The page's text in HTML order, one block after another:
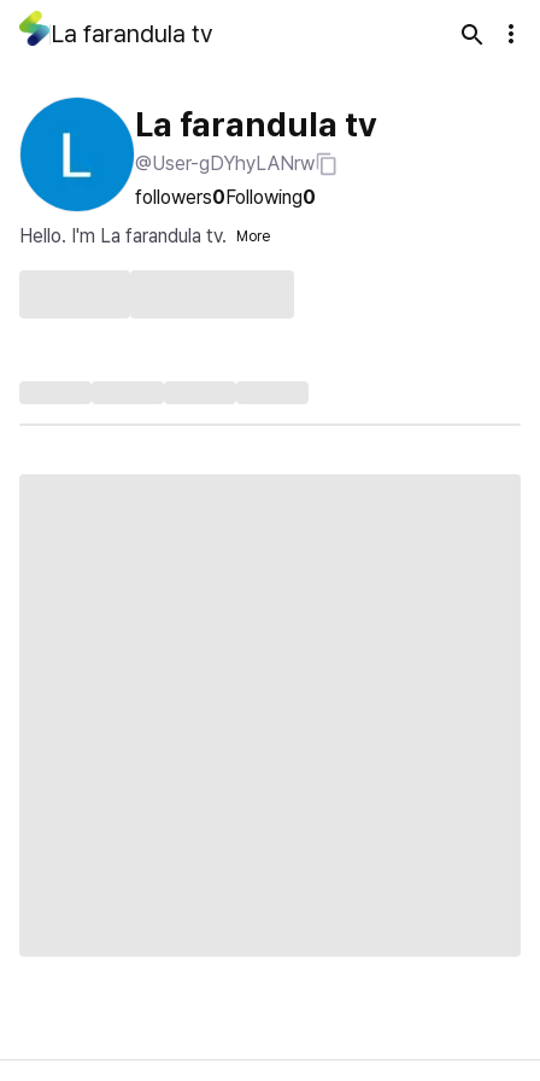
La farandula tv
La farandula tv
@User-gDYhyLANrw
followers0Following0
Hello. I'm La farandula tv.
More